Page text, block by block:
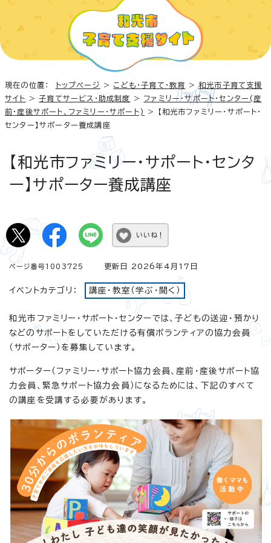
現在の位置： トップページ > こども・子育て・教育 >和光市子育て支援
サイト
>子育てサービス・助成制度 > ファミリー・サポート・センター(産
前・産後サポート、ファミリー・サポート)
> 【和光市ファミリー・サポート・
センター】サポーター養成講座
【和光市ファミリー・サポート・センタ
ー】サポーター養成講座
いいね！
ページ番号1003725 更新日 2026年4月17日
イベントカテゴリ： 講座・教室（学ぶ・聞く）
和光市ファミリー・サポート・センターでは、子どもの送迎・預かり
などのサポートをしていただける有償ボランティアの協力会員
（サポーター）を募集しています。
サポーター（ファミリー・サポート協力会員、産前・産後サポート協
力会員、緊急サポート協力会員）になるためには、下記のすべて
の講座を受講する必要があります。